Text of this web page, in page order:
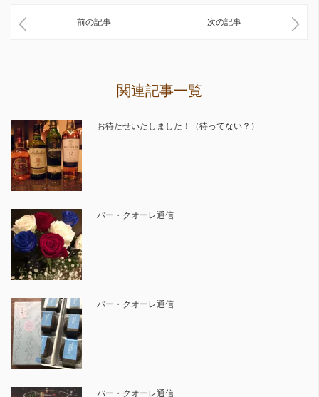
前の記事 次の記事
関連記事一覧
お待たせいたしました！（待ってない？）
バー・クオーレ通信
バー・クオーレ通信
バー・クオーレ通信